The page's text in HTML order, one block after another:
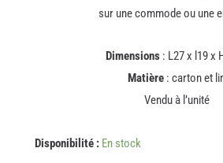
sur une commode ou une
Dimensions : L27 x l19 x
Matière : carton et
Vendu à l’unité
Disponibilité : En stock
quantité